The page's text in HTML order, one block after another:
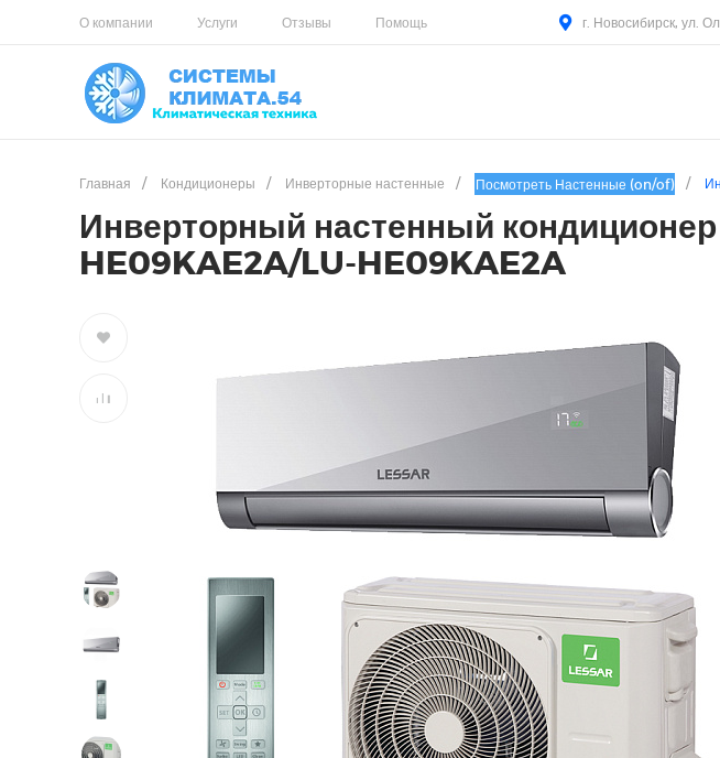
О компании Услуги Отзывы Помощь г. Новосибирск, ул.
Главная / Кондиционеры / Инверторные настенные / Посмотреть Настенные (on/of) /
Инверторный настенный
HE09KAE2A/LU-HE09KAE2A